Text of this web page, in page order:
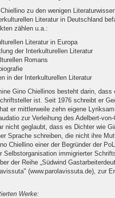
zu den wenigen
Literatur in Deutschland
zählen u.a.:
Literatur in Europa
der Interkulturellen Literatur
Romans
in der Interkulturellen Literatur
Gino Chiellinos besteht darin,
ist. Seit 1976 schreibt er
er mittlerweile zehn eigene
zur Verleihung des Adelbert-
nicht geglaubt, dass es Dichter wie
Sprache schreiben, die nicht ihre
Chiellino einer der Begründer der
Selbstorganisation immigrierter
der Reihe „Südwind
(www.parolavissuta.de), zur
Werke: